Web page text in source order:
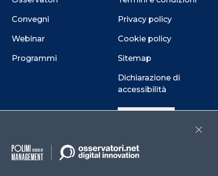
Convegni
Webinar
Programmi
Privacy policy
Cookie policy
Sitemap
Dichiarazione di
accessibilità
Cookie Center
Facebook LinkedIn